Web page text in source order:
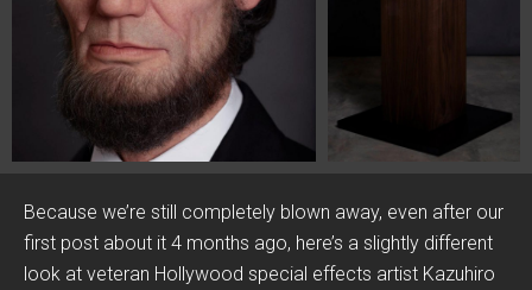
Because we’re still completely blown away, even after our
first post about it 4 months ago, here’s a slightly different
look at veteran Hollywood special effects artist Kazuhiro